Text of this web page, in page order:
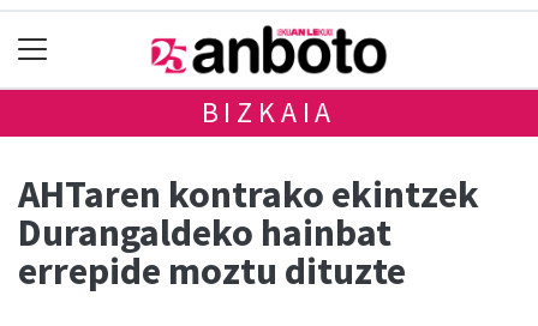
BIZKAIA
AHTaren kontrako ekintzek
Durangaldeko hainbat
errepide moztu dituzte